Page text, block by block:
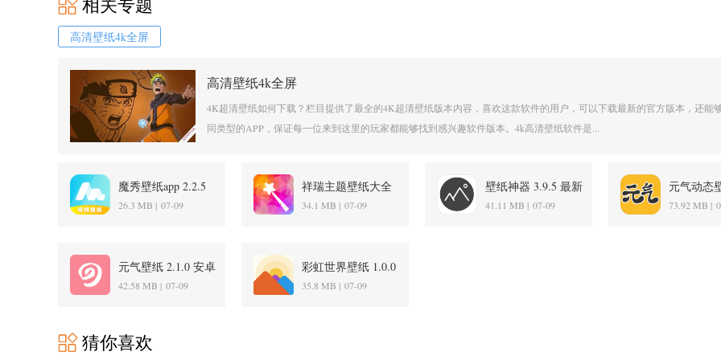
高清壁纸4k全屏
高清壁纸4k全屏
4K超清壁纸如何下载？栏目提供了最全的4K超清壁纸版本内容，喜欢这款软件的用户，可以下载最新的官方版本，还能
同类型的APP，保证每一位来到这里的玩家都能够找到感兴趣软件版本。4k高清壁纸软件是...
魔秀壁纸app 2.2.5
安卓版
26.3 MB | 07-09
祥瑞主题壁纸大全
1.2.2 安卓版
34.1 MB | 07-09
壁纸神器 3.9.5 最新
版
41.11 MB | 07-09
元气动态
3.65.4393
73.92 MB |
元气壁纸 2.1.0 安卓
版
42.58 MB | 07-09
彩虹世界壁纸 1.0.0
安卓版
35.8 MB | 07-09
猜你喜欢